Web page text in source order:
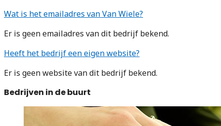
Wat is het emailadres van Van Wiele?
Er is geen emailadres van dit bedrijf bekend.
Heeft het bedrijf een eigen website?
Er is geen website van dit bedrijf bekend.
Bedrijven in de buurt